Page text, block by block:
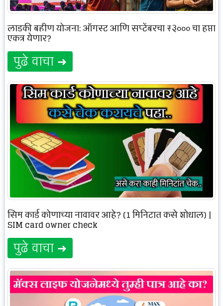
लाडकी बहीण योजना: ऑगस्ट आणि सप्टेंबरचा ₹३००० चा हप्ता
एकत्र येणार?
पुढे वाचा ➜
सिम कार्ड कोणाच्या नावावर आहे? (1 मिनिटात कसे शोधाल) |
SIM card owner check
पुढे वाचा ➜